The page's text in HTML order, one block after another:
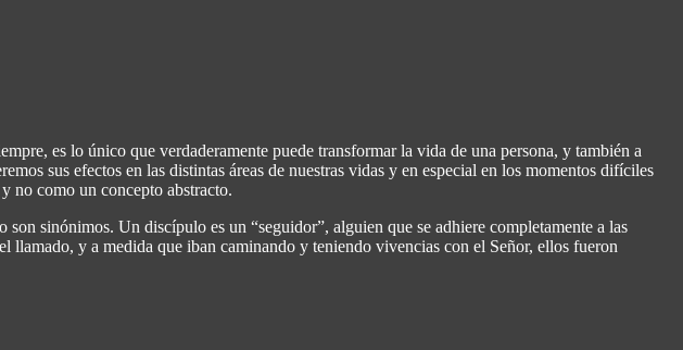
es lo único que verdaderamente puede transformar la vida de una persona, y también a
sus efectos en las distintas áreas de nuestras vidas y en especial en los momentos difíciles
no como un concepto abstracto.
sinónimos. Un discípulo es un “seguidor”, alguien que se adhiere completamente a las
llamado, y a medida que iban caminando y teniendo vivencias con el Señor, ellos fueron